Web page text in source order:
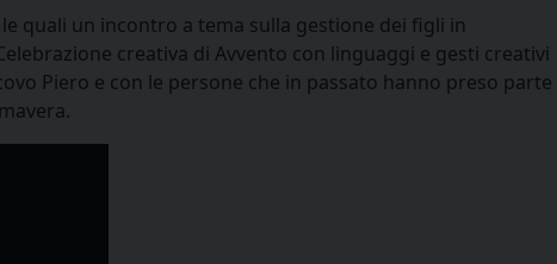
quali un incontro a tema sulla gestione dei figli in
creativa di Avvento con linguaggi e gesti creativi
Piero e con le persone che in passato hanno preso parte